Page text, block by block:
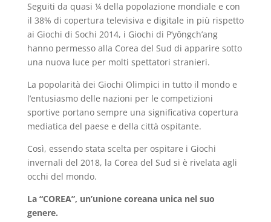
Seguiti da quasi ¼ della popolazione mondiale e con
il 38% di copertura televisiva e digitale in più rispetto
ai Giochi di Sochi 2014, i Giochi di P’yŏngch’ang
hanno permesso alla Corea del Sud di apparire sotto
una nuova luce per molti spettatori stranieri.
La popolarità dei Giochi Olimpici in tutto il mondo e
l’entusiasmo delle nazioni per le competizioni
sportive portano sempre una significativa copertura
mediatica del paese e della città ospitante.
Così, essendo stata scelta per ospitare i Giochi
invernali del 2018, la Corea del Sud si è rivelata agli
occhi del mondo.
La “COREA”, un’unione coreana unica nel suo
genere.